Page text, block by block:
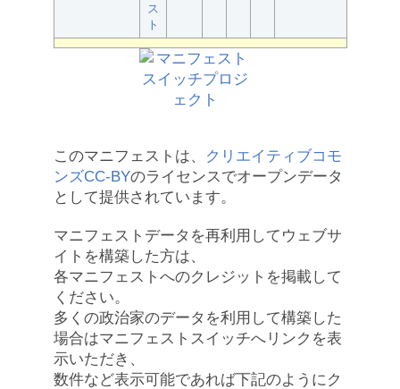
ス
ト
このマニフェストは、
クリエイティブコモ
ンズCC-BYのライセンスでオープンデータ
として提供されています。
マニフェストデータを再利用してウェブサ
イトを構築した方は、
各マニフェストへのクレジットを掲載して
ください。
多くの政治家のデータを利用して構築した
場合はマニフェストスイッチへリンクを表
示いただき、
数件など表示可能であれば下記のようにク